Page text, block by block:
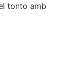
tonto amb